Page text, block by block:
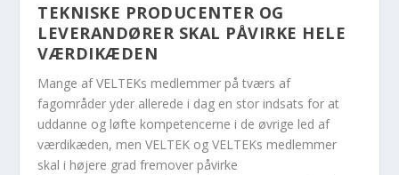
TEKNISKE PRODUCENTER OG
LEVERANDØRER SKAL PÅVIRKE HELE
VÆRDIKÆDEN
Mange af VELTEKs medlemmer på tværs af
fagområder yder allerede i dag en stor indsats for at
uddanne og løfte kompetencerne i de øvrige led af
værdikæden, men VELTEK og VELTEKs medlemmer
skal i højere grad fremover påvirke